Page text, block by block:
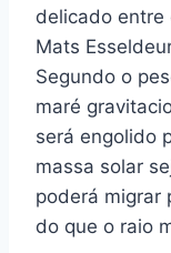
delicado entre
Mats
Segundo o
maré
será engolido
massa solar
poderá migrar
do que o raio